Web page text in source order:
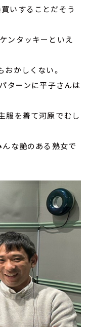
いすることだそう
ンタッキーといえ
かしくない。
ターンに平子さんは
服を着て河原でむし
んな艶のある熟女で